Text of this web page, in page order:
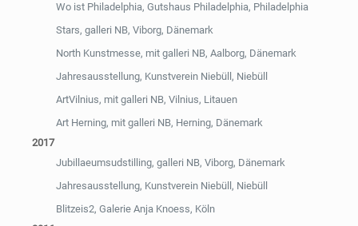
Wo ist Philadelphia, Gutshaus Philadelphia, Philadelphia
Stars, galleri NB, Viborg, Dänemark
North Kunstmesse, mit galleri NB, Aalborg, Dänemark
Jahresausstellung, Kunstverein Niebüll, Niebüll
ArtVilnius, mit galleri NB, Vilnius, Litauen
Art Herning, mit galleri NB, Herning, Dänemark
2017
Jubillaeumsudstilling, galleri NB, Viborg, Dänemark
Jahresausstellung, Kunstverein Niebüll, Niebüll
Blitzeis2, Galerie Anja Knoess, Köln